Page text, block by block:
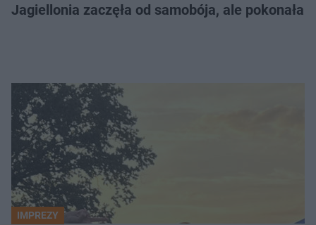
Jagiellonia zaczęła od samobója, ale pokonała
IMPREZY